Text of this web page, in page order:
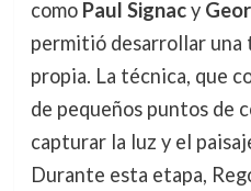
como Paul Signacy
permitió desarrollar
propia. La técnica, que
de pequeños puntos de
capturar la luz y el
Durante esta etapa,